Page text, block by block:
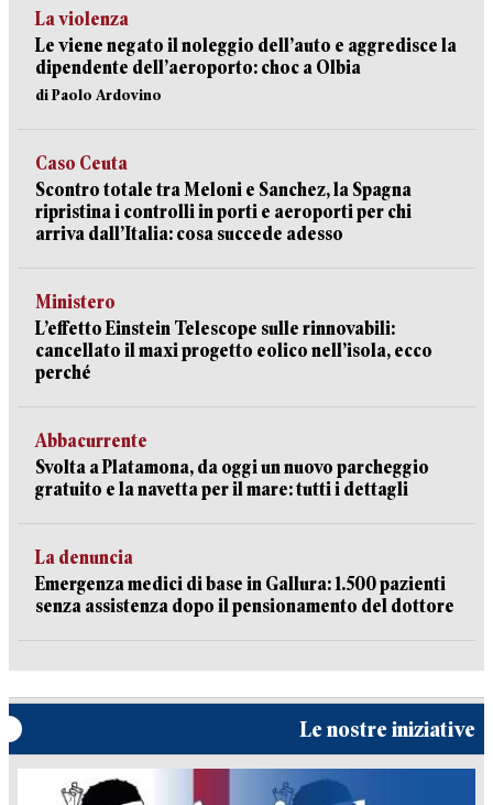
La violenza
Le viene negato il noleggio dell’auto e aggredisce la
dipendente dell’aeroporto: choc a Olbia
di Paolo Ardovino
Caso Ceuta
Scontro totale tra Meloni e Sanchez, la Spagna
ripristina i controlli in porti e aeroporti per chi
arriva dall’Italia: cosa succede adesso
Ministero
L’effetto Einstein Telescope sulle rinnovabili:
cancellato il maxi progetto eolico nell’isola, ecco
perché
Abbacurrente
Svolta a Platamona, da oggi un nuovo parcheggio
gratuito e la navetta per il mare: tutti i dettagli
La denuncia
Emergenza medici di base in Gallura: 1.500 pazienti
senza assistenza dopo il pensionamento del dottore
Le nostre iniziative